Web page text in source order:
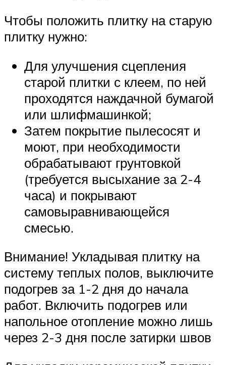
Чтобы положить плитку на старую
плитку нужно:
Для улучшения сцепления
старой плитки с клеем, по ней
проходятся наждачной бумагой
или шлифмашинкой;
Затем покрытие пылесосят и
моют, при необходимости
обрабатывают грунтовкой
(требуется высыхание за 2-4
часа) и покрывают
самовыравнивающейся
смесью.
Внимание! Укладывая плитку на
систему теплых полов, выключите
подогрев за 1-2 дня до начала
работ. Включить подогрев или
напольное отопление можно лишь
через 2-3 дня после затирки швов